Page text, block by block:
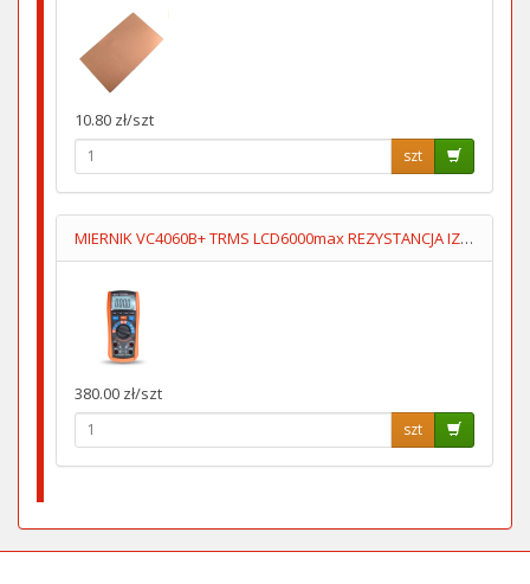
10.80 zł/szt
szt
MIERNIK VC4060B+ TRMS LCD6000max REZYSTANCJA IZOL 500V/1000V
380.00 zł/szt
szt